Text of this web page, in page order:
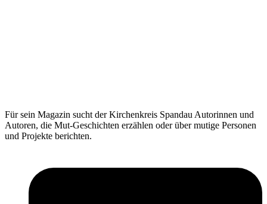
Für sein Magazin sucht der Kirchenkreis Spandau Autorinnen und
Autoren, die Mut-Geschichten erzählen oder über mutige Personen
und Projekte berichten.